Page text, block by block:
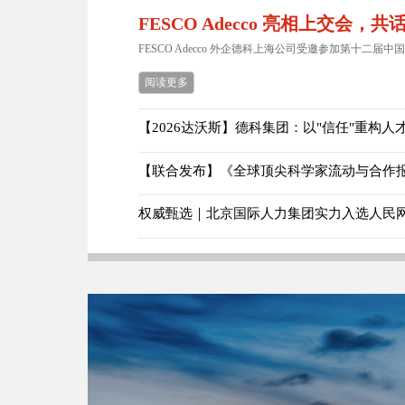
FESCO Adecco 亮相上交会，共
FESCO Adecco 外企德科上海公司受邀参加第十二届中
阅读更多
【联合发布】《全球顶尖科学家流动与合作
权威甄选｜北京国际人力集团实力入选人民